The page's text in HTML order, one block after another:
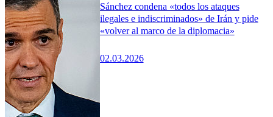
Sánchez condena «todos los ataques
ilegales e indiscriminados» de Irán y pide
«volver al marco de la diplomacia»
02.03.2026